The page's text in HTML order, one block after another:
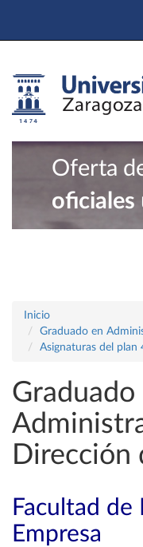
Oferta
oficiales
Inicio
Graduado en
Asignaturas del plan
Graduado
Dirección
Facultad de
Empresa